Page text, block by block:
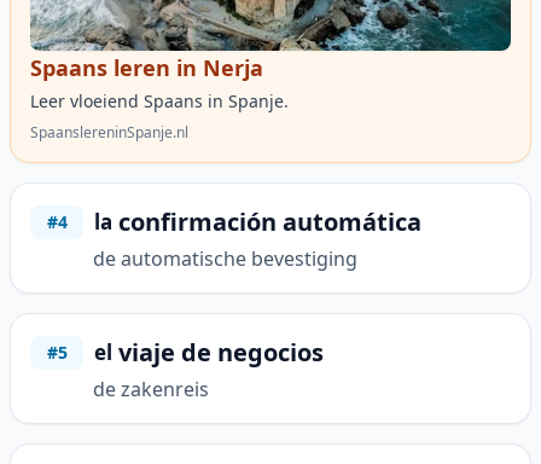
Spaans leren in Nerja
Leer vloeiend Spaans in Spanje.
SpaanslereninSpanje.nl
#4 la confirmación automática
de automatische bevestiging
#5 el viaje de negocios
de zakenreis